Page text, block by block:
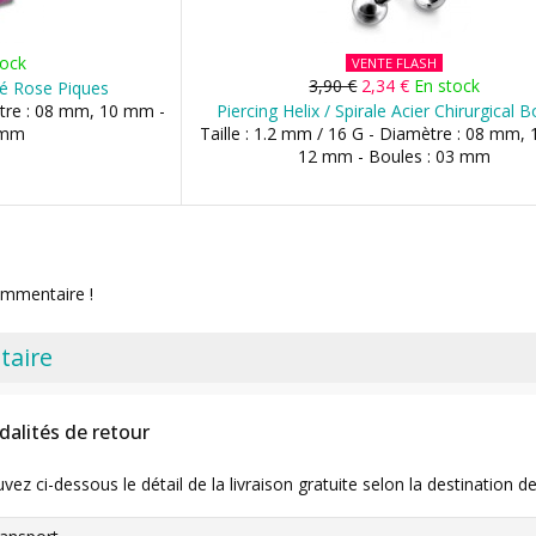
Rose Piques
: 08 mm, 10 mm -
VENTE FLASH
3,90 € 2,34 € En stock
Piercing Helix / Spirale Acier Chirurgical
Taille : 1.2 mm / 16 G - Diamètre : 08 mm,
12 mm - Boules : 03 mm
!
de retour
ci-dessous le détail de la livraison gratuite selon la destination